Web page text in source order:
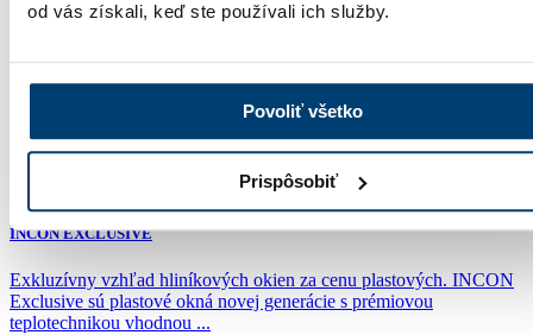
od vás získali, keď ste používali ich služby.
Povoliť všetko
Prispôsobiť
INCON Design sú plastové okná pre náročných – spájajú čistý,
dizajnový ...
INCON EXCLUSIVE
Exkluzívny vzhľad hliníkových okien za cenu plastových. INCON
Exclusive sú plastové okná novej generácie s prémiovou
teplotechnikou vhodnou ...